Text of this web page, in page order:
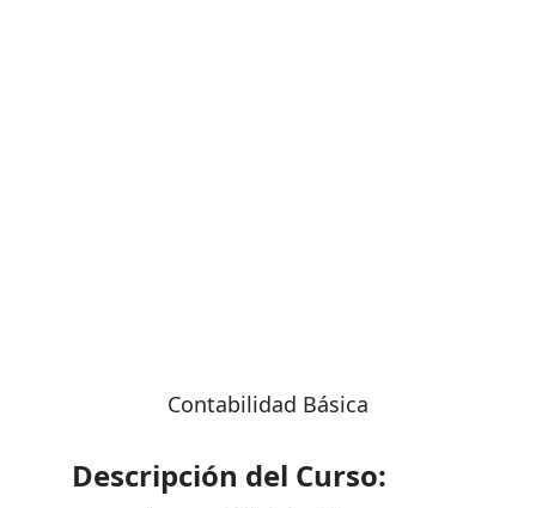
Contabilidad Básica
Descripción del Curso: